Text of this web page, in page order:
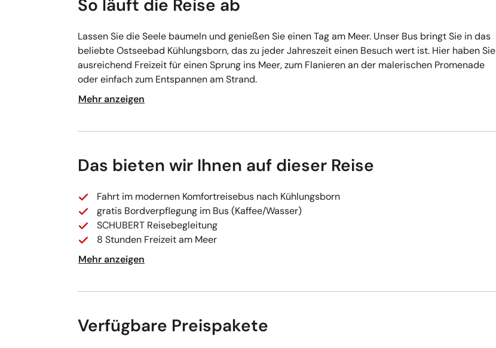
So läuft die Reise ab
Lassen Sie die Seele baumeln und genießen Sie einen Tag am Meer. Unser Bus bringt Sie in das
beliebte Ostseebad Kühlungsborn, das zu jeder Jahreszeit einen Besuch wert ist. Hier haben Sie
ausreichend Freizeit für einen Sprung ins Meer, zum Flanieren an der malerischen Promenade
oder einfach zum Entspannen am Strand.
Mehr anzeigen
Das bieten wir Ihnen auf dieser Reise
Fahrt im modernen Komfortreisebus nach Kühlungsborn
gratis Bordverpflegung im Bus (Kaffee/Wasser)
SCHUBERT Reisebegleitung
8 Stunden Freizeit am Meer
Mehr anzeigen
Verfügbare Preispakete